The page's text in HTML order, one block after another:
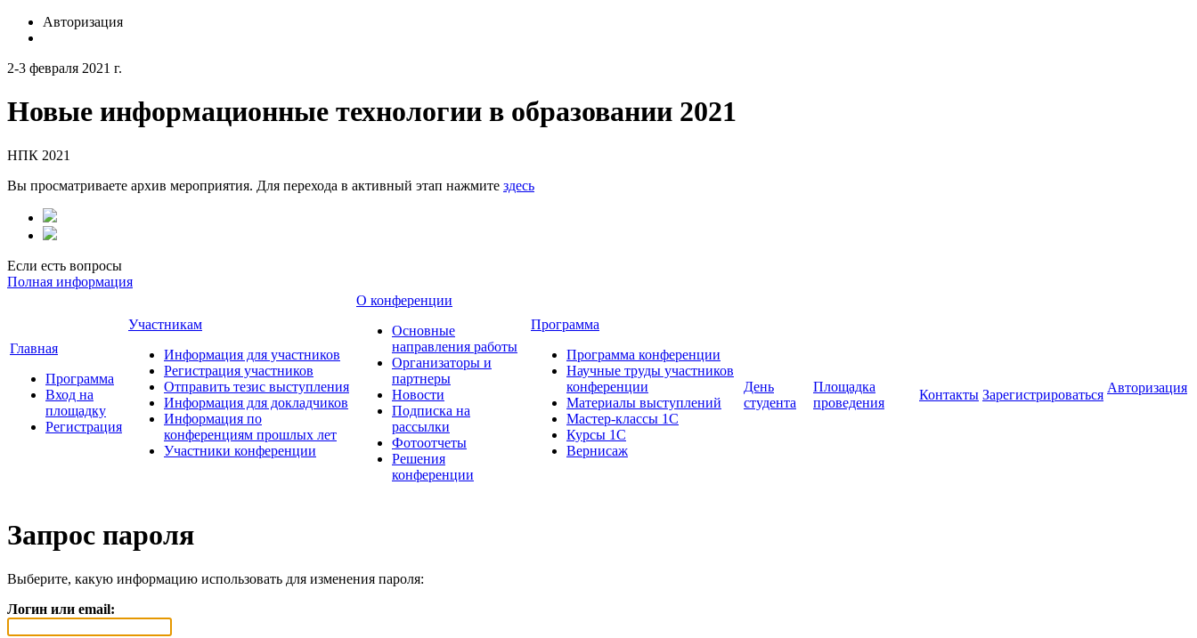
Авторизация
2-3 февраля 2021 г.
Новые информационные технологии в образовании 2021
НПК 2021
Вы просматриваете архив мероприятия. Для перехода в активный этап нажмите здесь
Если есть вопросы
Полная информация
Главная
Программа
Вход на
площадку
Регистрация
Участникам
Информация для участников
Регистрация участников
Отправить тезис выступления
Информация для докладчиков
Информация по
конференциям прошлых лет
Участники конференции
О конференции
Основные
направления работы
Организаторы и
партнеры
Новости
Подписка на
рассылки
Фотоотчеты
Решения
конференции
Программа
Программа конференции
Научные труды участников
конференции
Материалы выступлений
Мастер-классы 1С
Курсы 1С
Вернисаж
День
студента
Площадка
проведения
Контакты Зарегистрироваться Авторизация
Запрос пароля
Выберите, какую информацию использовать для изменения пароля:
Логин или email: